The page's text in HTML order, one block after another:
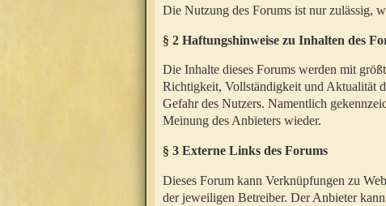
Die Nutzung des Forums ist nur zulässig,
§ 2 Haftungshinweise zu Inhalten des
Die Inhalte dieses Forums werden mit
Richtigkeit, Vollständigkeit und Aktualität
Gefahr des Nutzers. Namentlich
Meinung des Anbieters wieder.
§ 3 Externe Links des Forums
Dieses Forum kann Verknüpfungen zu
der jeweiligen Betreiber. Der Anbieter